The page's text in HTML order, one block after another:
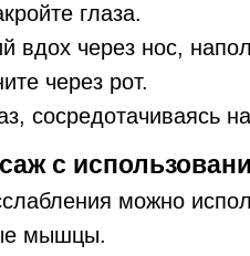
глаза.
вдох через нос,
через рот.
сосредотачиваясь
с
можно
мышцы.